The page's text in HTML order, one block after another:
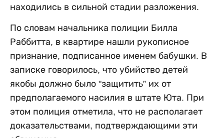
находились в сильной стадии разложения.
По словам начальника полиции Билла
Раббитта, в квартире нашли рукописное
признание, подписанное именем бабушки. В
записке говорилось, что убийство детей
якобы должно было "защитить” их от
предполагаемого насилия в штате Юта. При
этом полиция отметила, что не располагает
доказательствами, подтверждающими эти